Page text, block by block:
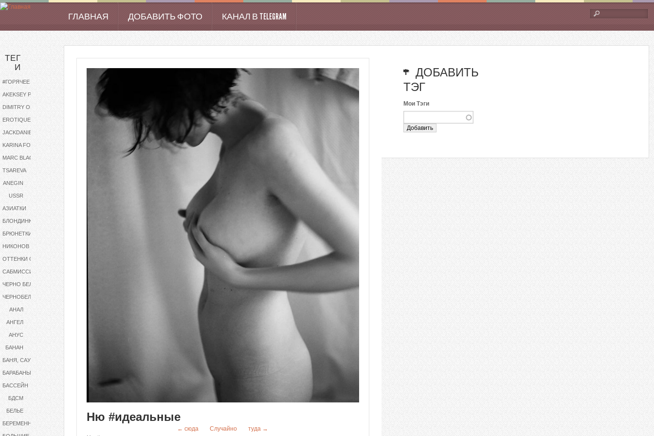
Перейти к основному содержанию
поиска
Main menu
ГЛАВНАЯ ДОБАВИТЬ ФОТО КАНАЛ В TELEGRAM
ТЕГ
И
#ГОРЯЧЕЕ
EROTIQUE
JACKDANIELS
KARINA FOXX
MARC BLACKIE
TSAREVA
ANEGIN
USSR
АЗИАТКИ
БЛОНДИНКИ
БРЮНЕТКИ
НИКОНОВ
САБМИССИВ
ЧЕРНО БЕЛОЕ
ЧЕРНОБЕЛОЕ
АНАЛ
АНГЕЛ
АНУС
БАНАН
БАНЯ, САУНА
БАРАБАНЫ
БАССЕЙН
БДСМ
БЕЛЬЕ
БЕРЕМЕННАЯ
Ню #идеальные
← сюда Случайно
туда →
ДОБАВИТЬ
ТЭГ
Мои Тэги